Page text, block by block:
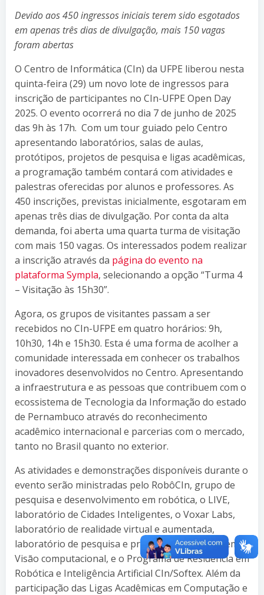
Devido aos 450 ingressos iniciais terem sido esgotados
em apenas três dias de divulgação, mais 150 vagas
foram abertas
O Centro de Informática (CIn) da UFPE liberou nesta
quinta-feira (29) um novo lote de ingressos para
inscrição de participantes no CIn-UFPE Open Day
2025. O evento ocorrerá no dia 7 de junho de 2025
das 9h às 17h. Com um tour guiado pelo Centro
apresentando laboratórios, salas de aulas,
protótipos, projetos de pesquisa e ligas acadêmicas,
a programação também contará com atividades e
palestras oferecidas por alunos e professores. As
450 inscrições, previstas inicialmente, esgotaram em
apenas três dias de divulgação. Por conta da alta
demanda, foi aberta uma quarta turma de visitação
com mais 150 vagas. Os interessados podem realizar
a inscrição através da página do evento na
plataforma Sympla, selecionando a opção “Turma 4
– Visitação às 15h30”.
Agora, os grupos de visitantes passam a ser
recebidos no CIn-UFPE em quatro horários: 9h,
10h30, 14h e 15h30. Esta é uma forma de acolher a
comunidade interessada em conhecer os trabalhos
inovadores desenvolvidos no Centro. Apresentando
a infraestrutura e as pessoas que contribuem com o
ecossistema de Tecnologia da Informação do estado
de Pernambuco através do reconhecimento
acadêmico internacional e parcerias com o mercado,
tanto no Brasil quanto no exterior.
As atividades e demonstrações disponíveis durante o
evento serão ministradas pelo RobôCIn, grupo de
pesquisa e desenvolvimento em robótica, o LIVE,
laboratório de Cidades Inteligentes, o Voxar Labs,
laboratório de realidade virtual e aumentada,
laboratório de pesquisa e projetos de inovaçāo em
Visāo computacional, e o Programa de Residência em
Robótica e Inteligência Artificial CIn/Softex. Além da
participação das Ligas Acadêmicas em Computação e